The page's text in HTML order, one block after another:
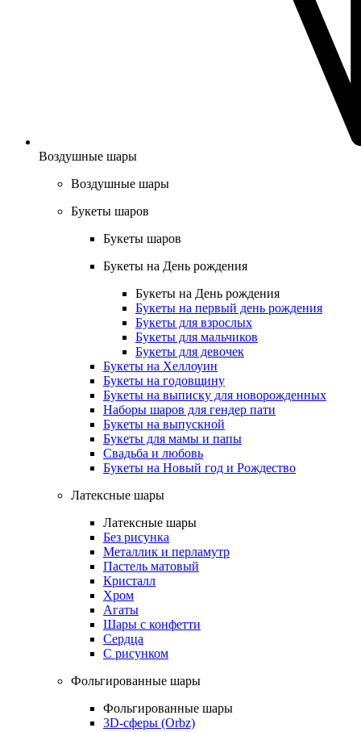
Воздушные шары
Воздушные шары
Букеты шаров
Букеты шаров
Букеты на День рождения
Букеты на День рождения
Букеты на первый день рождения
Букеты для взрослых
Букеты для мальчиков
Букеты для девочек
Букеты на Хеллоуин
Букеты на годовщину
Букеты на выписку для новорожденных
Наборы шаров для гендер пати
Букеты на выпускной
Букеты для мамы и папы
Свадьба и любовь
Букеты на Новый год и Рождество
Латексные шары
Латексные шары
Без рисунка
Металлик и перламутр
Пастель матовый
Кристалл
Хром
Агаты
Шары с конфетти
Сердца
С рисунком
Фольгированные шары
Фольгированные шары
3D-сферы (Orbz)